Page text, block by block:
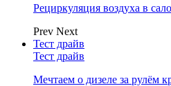
Рециркуляция воздуха в
Prev Next
Тест драйв
Тест драйв
Мечтаем о дизеле за рулём